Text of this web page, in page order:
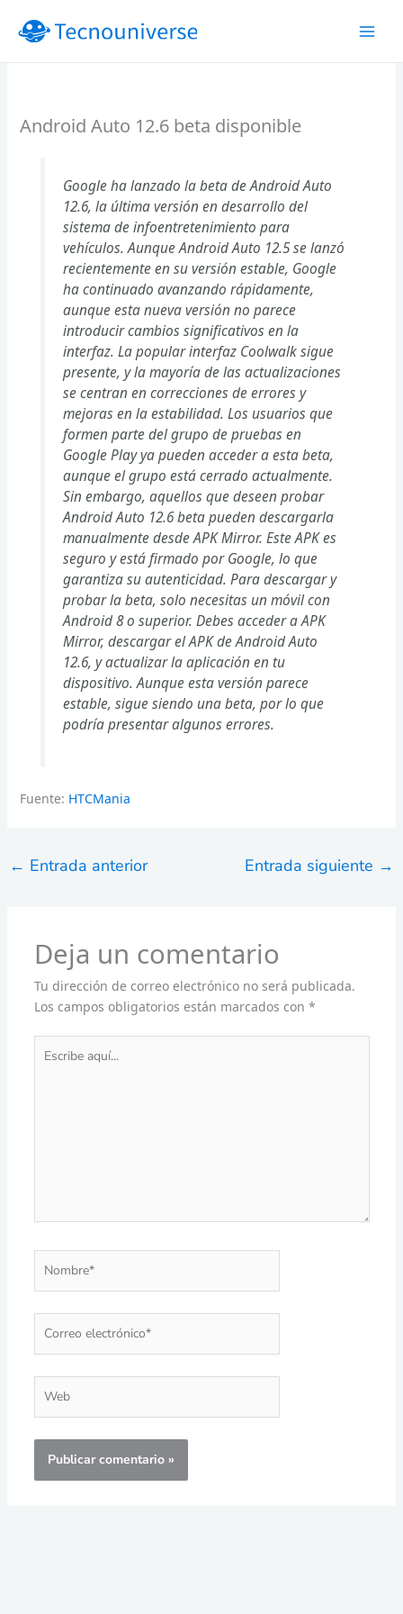
Android Auto 12.6 beta disponible
Google ha lanzado la beta de Android Auto
12.6, la última versión en desarrollo del
sistema de infoentretenimiento para
vehículos. Aunque Android Auto 12.5 se lanzó
recientemente en su versión estable, Google
ha continuado avanzando rápidamente,
aunque esta nueva versión no parece
introducir cambios significativos en la
interfaz. La popular interfaz Coolwalk sigue
presente, y la mayoría de las actualizaciones
se centran en correcciones de errores y
mejoras en la estabilidad. Los usuarios que
formen parte del grupo de pruebas en
Google Play ya pueden acceder a esta beta,
aunque el grupo está cerrado actualmente.
Sin embargo, aquellos que deseen probar
Android Auto 12.6 beta pueden descargarla
manualmente desde APK Mirror. Este APK es
seguro y está firmado por Google, lo que
garantiza su autenticidad. Para descargar y
probar la beta, solo necesitas un móvil con
Android 8 o superior. Debes acceder a APK
Mirror, descargar el APK de Android Auto
12.6, y actualizar la aplicación en tu
dispositivo. Aunque esta versión parece
estable, sigue siendo una beta, por lo que
podría presentar algunos errores.
Fuente: HTCMania
← Entrada anterior Entrada siguiente →
Deja un comentario
Tu dirección de correo electrónico no será publicada.
Los campos obligatorios están marcados con *
aquí...
electrónico*